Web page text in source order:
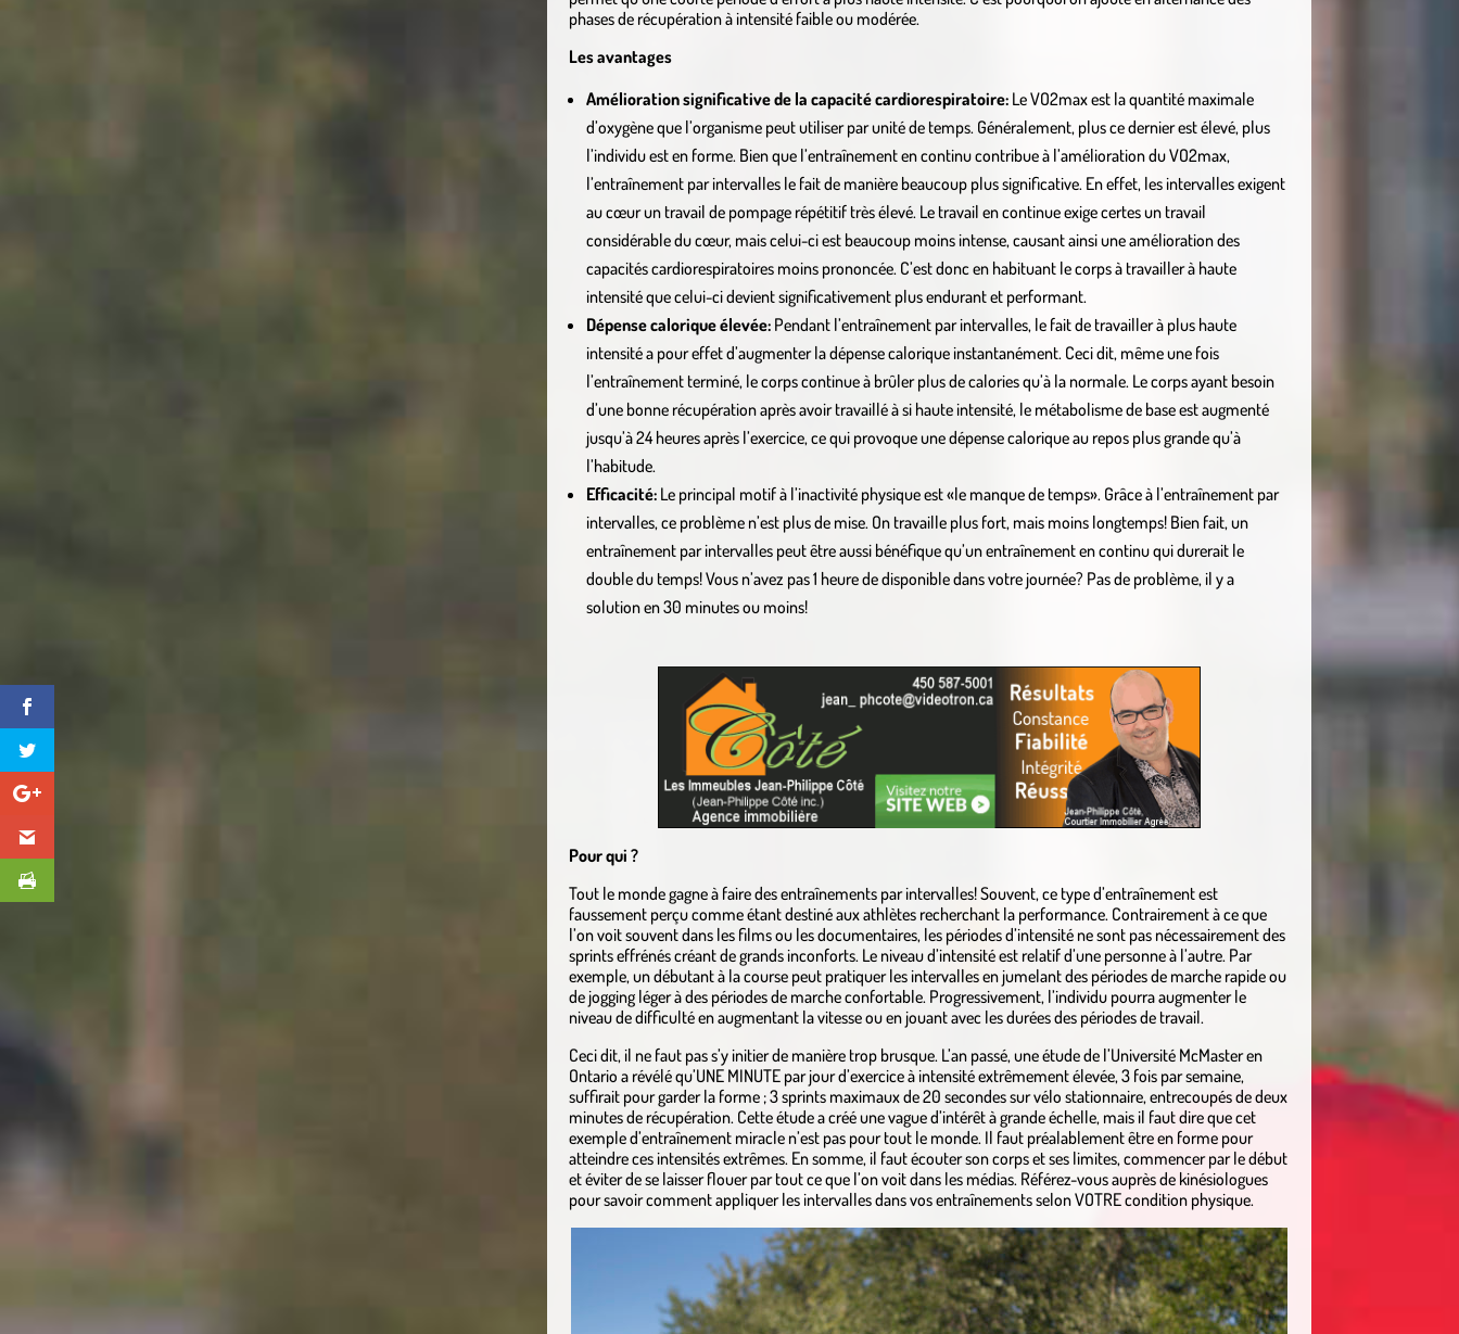
phases de récupération à intensité faible ou modérée.
Les avantages
Amélioration significative de la capacité cardiorespiratoire:Le VO2max est la quantité maximale
d’oxygène que l’organisme peut utiliser par unité de temps. Généralement, plus ce dernier est élevé, plus
l’individu est en forme. Bien que l’entraînement en continu contribue à l’amélioration du VO2max,
l’entraînement par intervalles le fait de manière beaucoup plus significative. En effet, les intervalles exigent
au cœur un travail de pompage répétitif très élevé. Le travail en continue exige certes un travail
considérable du cœur, mais celui-ci est beaucoup moins intense, causant ainsi une amélioration des
capacités cardiorespiratoires moins prononcée. C’est donc en habituant le corps à travailler à haute
intensité que celui-ci devient significativement plus endurant et performant.
Dépense calorique élevée:Pendant l’entraînement par intervalles, le fait de travailler à plus haute
intensité a pour effet d’augmenter la dépense calorique instantanément. Ceci dit, même une fois
l’entraînement terminé, le corps continue à brûler plus de calories qu’à la normale. Le corps ayant besoin
d’une bonne récupération après avoir travaillé à si haute intensité, le métabolisme de base est augmenté
jusqu’à 24 heures après l’exercice, ce qui provoque une dépense calorique au repos plus grande qu’à
l’habitude.
Efficacité:Le principal motif à l’inactivité physique est «le manque de temps». Grâce à l’entraînement par
intervalles, ce problème n’est plus de mise. On travaille plus fort, mais moins longtemps! Bien fait, un
entraînement par intervalles peut être aussi bénéfique qu’un entraînement en continu qui durerait le
double du temps! Vous n’avez pas 1 heure de disponible dans votre journée? Pas de problème, il y a
solution en 30 minutes ou moins!
Pour qui ?
Tout le monde gagne à faire des entraînements par intervalles! Souvent, ce type d’entraînement est
faussement perçu comme étant destiné aux athlètes recherchant la performance. Contrairement à ce que
l’on voit souvent dans les films ou les documentaires, les périodes d’intensité ne sont pas nécessairement des
sprints effrénés créant de grands inconforts. Le niveau d’intensité est relatif d’une personne à l’autre. Par
exemple, un débutant à la course peut pratiquer les intervalles en jumelant des périodes de marche rapide ou
de jogging léger à des périodes de marche confortable. Progressivement, l’individu pourra augmenter le
niveau de difficulté en augmentant la vitesse ou en jouant avec les durées des périodes de travail.
Ceci dit, il ne faut pas s’y initier de manière trop brusque. L’an passé, une étude de l’Université McMaster en
Ontario a révélé qu’UNE MINUTE par jour d’exercice à intensité extrêmement élevée, 3 fois par semaine,
suffirait pour garder la forme ; 3 sprints maximaux de 20 secondes sur vélo stationnaire, entrecoupés de deux
minutes de récupération. Cette étude a créé une vague d’intérêt à grande échelle, mais il faut dire que cet
exemple d’entraînement miracle n’est pas pour tout le monde. Il faut préalablement être en forme pour
atteindre ces intensités extrêmes. En somme, il faut écouter son corps et ses limites, commencer par le début
et éviter de se laisser flouer par tout ce que l’on voit dans les médias. Référez-vous auprès de kinésiologues
pour savoir comment appliquer les intervalles dans vos entraînements selon VOTRE condition physique.